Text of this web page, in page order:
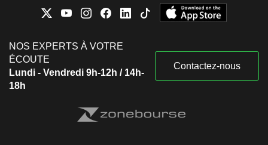
NOS EXPERTS À VOTRE
ÉCOUTE
Lundi - Vendredi 9h-12h / 14h-
18h
Contactez-nous